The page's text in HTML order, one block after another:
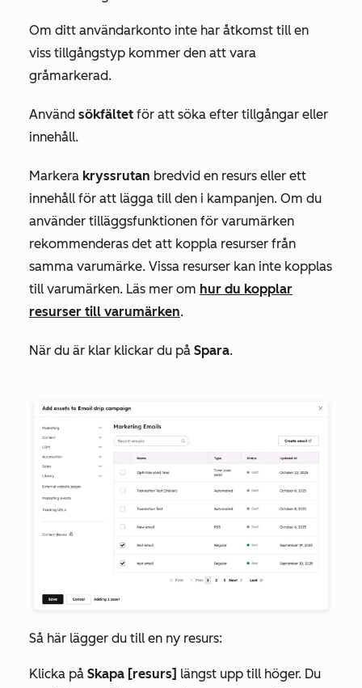
Om ditt användarkonto inte har åtkomst till en
viss tillgångstyp kommer den att vara
gråmarkerad.
Använd sökfältet för att söka efter tillgångar eller
innehåll.
Markera kryssrutan bredvid en resurs eller ett
innehåll för att lägga till den i kampanjen. Om du
använder tilläggsfunktionen för varumärken
rekommenderas det att koppla resurser från
samma varumärke. Vissa resurser kan inte kopplas
till varumärken. Läs mer om hur du kopplar
resurser till varumärken.
När du är klar klickar du på Spara.
Så här lägger du till en ny resurs:
Klicka på Skapa [resurs] längst upp till höger. Du